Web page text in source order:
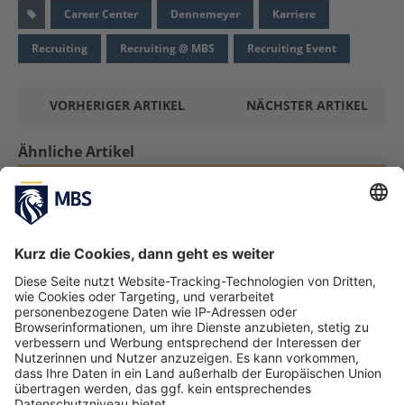
Career Center Dennemeyer Karriere
Recruiting Recruiting @ MBS Recruiting Event
VORHERIGER ARTIKEL NÄCHSTER ARTIKEL
Ähnliche Artikel
Interview mit Luca Stepanian, MBS-Bachelor-
MBS-Alumna zur Professorin an
renommierter Universität Tec de Monterrey
ernannt
Januar 16, 2025
Unternehmensvorstellung und Business-
Challenge-Workshop mit Microsoft